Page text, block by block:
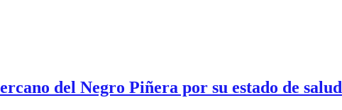
del Negro Piñera por su estado de salud